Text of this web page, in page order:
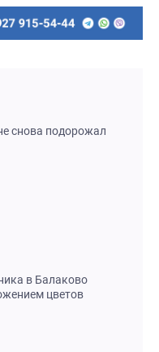
снова подорожал
в Балаково
цветов